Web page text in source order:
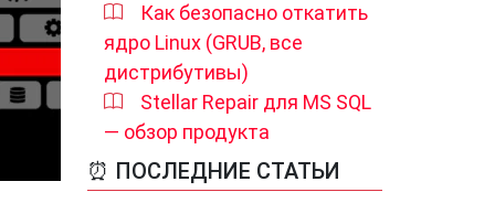
Как безопасно откатить
ядро Linux (GRUB, все
дистрибутивы)
Stellar Repair для MS SQL
— обзор продукта
⏰ ПОСЛЕДНИЕ СТАТЬИ